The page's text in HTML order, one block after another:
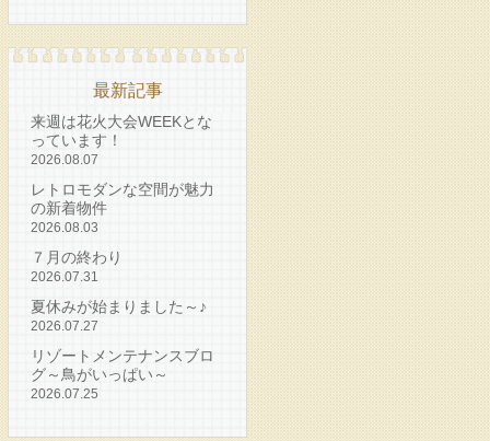
最新記事
来週は花火大会WEEKとな
っています！
2026.08.07
レトロモダンな空間が魅力
の新着物件
2026.08.03
７月の終わり
2026.07.31
夏休みが始まりました～♪
2026.07.27
リゾートメンテナンスブロ
グ～鳥がいっぱい～
2026.07.25